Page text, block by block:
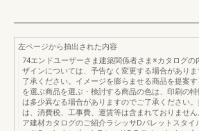
左ページから抽出された内容
74エンドユーザーさま建築関係者さま※カタログの
ザインについては、予告なく変更する場合があり
了承ください。イメージを膨らませる商品を提案
を選ぶ商品を選ぶ・検討する商品の色は、印刷の特
は多少異なる場合がありますのでご了承ください
は、消費税、工事費、運賃等は含まれておりません
ア建材カタログのご紹介ラシッサDパレットスタイ